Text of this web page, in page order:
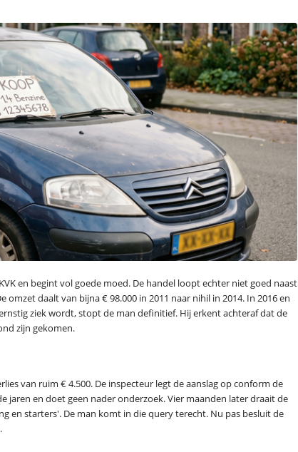
en begint vol goede moed. De handel loopt echter niet goed naast
daalt van bijna € 98.000 in 2011 naar nihil in 2014. In 2016 en
ziek wordt, stopt de man definitief. Hij erkent achteraf dat de
zijn gekomen.
van ruim € 4.500. De inspecteur legt de aanslag op conform de
jaren en doet geen nader onderzoek. Vier maanden later draait de
en starters'. De man komt in die query terecht. Nu pas besluit de